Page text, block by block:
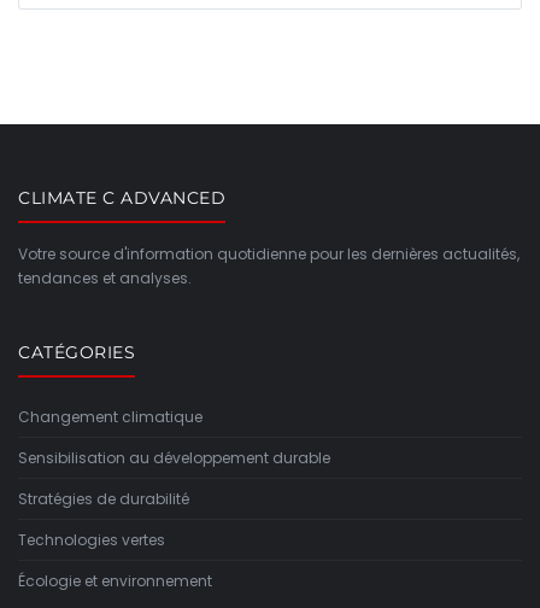
CLIMATE C ADVANCED
Votre source d'information quotidienne pour les dernières actualités,
tendances et analyses.
CATÉGORIES
Changement climatique
Sensibilisation au développement durable
Stratégies de durabilité
Technologies vertes
Écologie et environnement